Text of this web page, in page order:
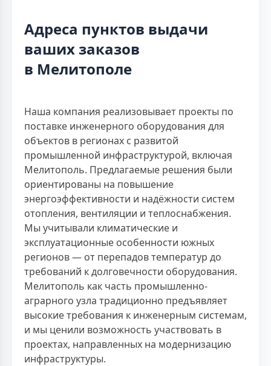
Адреса пунктов выдачи
ваших заказов
в Мелитополе
Наша компания реализовывает проекты по
поставке инженерного оборудования для
объектов в регионах с развитой
промышленной инфраструктурой, включая
Мелитополь. Предлагаемые решения были
ориентированы на повышение
энергоэффективности и надёжности систем
отопления, вентиляции и теплоснабжения.
Мы учитывали климатические и
эксплуатационные особенности южных
регионов — от перепадов температур до
требований к долговечности оборудования.
Мелитополь как часть промышленно-
аграрного узла традиционно предъявляет
высокие требования к инженерным системам,
и мы ценили возможность участвовать в
проектах, направленных на модернизацию
инфраструктуры.